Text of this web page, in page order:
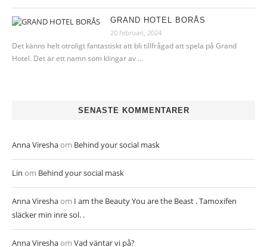
GRAND HOTEL BORÅS
20 februari, 2024
Det känns helt otroligt fantastiskt att bli tillfrågad att spela på Grand
Hotel. Det är ett namn som klingar av …
SENASTE KOMMENTARER
Anna Vireshaom Behind your social mask
Lin om Behind your social mask
Anna Vireshaom I am the Beauty You are the Beast . Tamoxifen
släcker min inre sol. .
Anna Vireshaom Vad väntar vi på?